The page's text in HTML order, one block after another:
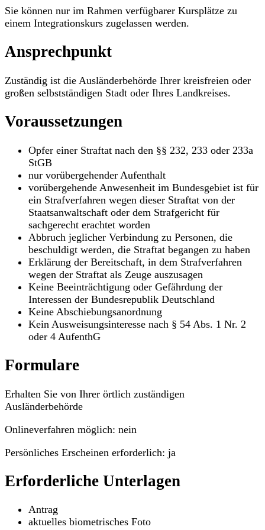
Sie können nur im Rahmen verfügbarer Kursplätze zu
einem Integrationskurs zugelassen werden.
Ansprechpunkt
Zuständig ist die Ausländerbehörde Ihrer kreisfreien oder
großen selbstständigen Stadt oder Ihres Landkreises.
Voraussetzungen
Opfer einer Straftat nach den §§ 232, 233 oder 233a
StGB
nur vorübergehender Aufenthalt
vorübergehende Anwesenheit im Bundesgebiet ist für
ein Strafverfahren wegen dieser Straftat von der
Staatsanwaltschaft oder dem Strafgericht für
sachgerecht erachtet worden
Abbruch jeglicher Verbindung zu Personen, die
beschuldigt werden, die Straftat begangen zu haben
Erklärung der Bereitschaft, in dem Strafverfahren
wegen der Straftat als Zeuge auszusagen
Keine Beeinträchtigung oder Gefährdung der
Interessen der Bundesrepublik Deutschland
Keine Abschiebungsanordnung
Kein Ausweisungsinteresse nach § 54 Abs. 1 Nr. 2
oder 4 AufenthG
Formulare
Erhalten Sie von Ihrer örtlich zuständigen
Ausländerbehörde
Onlineverfahren möglich: nein
Persönliches Erscheinen erforderlich: ja
Erforderliche Unterlagen
Antrag
aktuelles biometrisches Foto